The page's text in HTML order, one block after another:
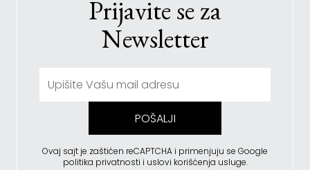
Prijavite se za
Newsletter
POŠALJI
Ovaj sajt je zaštićen reCAPTCHA i primenjuju se Google
politika privatnosti i uslovi korišćenja usluge.